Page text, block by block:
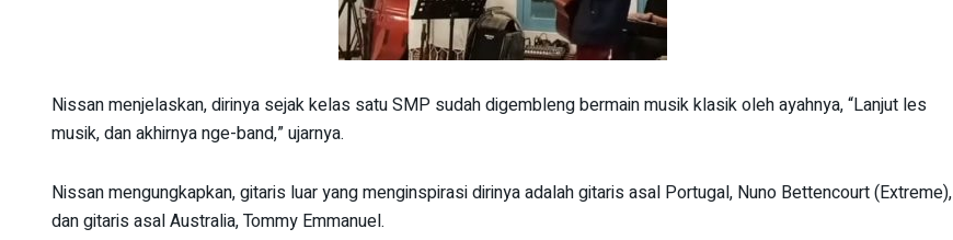
Nissan menjelaskan, dirinya sejak kelas satu SMP sudah digembleng bermain musik klasik oleh ayahnya, “Lanjut les
musik, dan akhirnya nge-band,” ujarnya.
Nissan mengungkapkan, gitaris luar yang menginspirasi dirinya adalah gitaris asal Portugal, Nuno Bettencourt (Extreme),
dan gitaris asal Australia, Tommy Emmanuel.